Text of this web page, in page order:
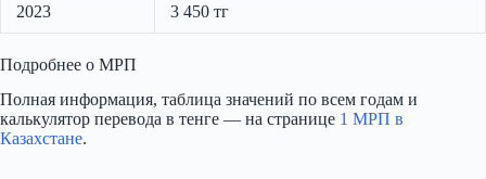
2023 3 450 тг
Подробнее о МРП
Полная информация, таблица значений по всем годам и
калькулятор перевода в тенге — на странице 1 МРП в
Казахстане.